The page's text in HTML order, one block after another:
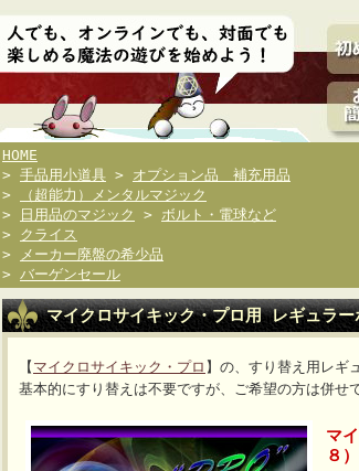
HOME
> 手品用小道具 > オプション品 補充用品
>
（超能力）メンタルマジック
>
日用品のマジック > ボルト・電球など
> クライス
>
メーカー廃盤の希少品
> バーゲンセール
マイクロサイキック・プロ用 レギュラ
【 マイクロサイキック・プロ 】の、すり替え用レギ
基本的にすり替えは不要ですが、ご希望の方は併せ
マ
８